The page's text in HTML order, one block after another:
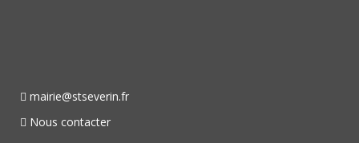
mairie@stseverin.fr
Nous contacter